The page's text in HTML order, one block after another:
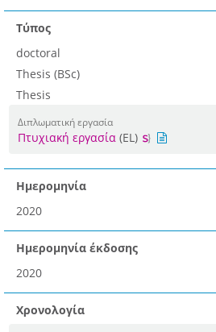
Τύπος
doctoral
Thesis (BSc)
Thesis
Διπλωματική εργασία
Πτυχιακή εργασία (EL)
Ημερομηνία
2020
Ημερομηνία έκδοσης
2020
Χρονολογία